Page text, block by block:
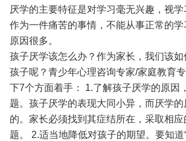
厌学的主要特征是对学习毫无兴趣，视
作为一件痛苦的事情，不能从事正常的
原因很多。
孩子厌学该怎么办？作为家长，我们该
孩子呢？青少年心理咨询专家/家庭教育
下7个方面着手：
1.了解孩子厌学的原因
题。孩子厌学的表现大同小异，而厌学
的。家长必须找到其症结所在，采取相
题。
2.适当地降低对孩子的期望。要知道